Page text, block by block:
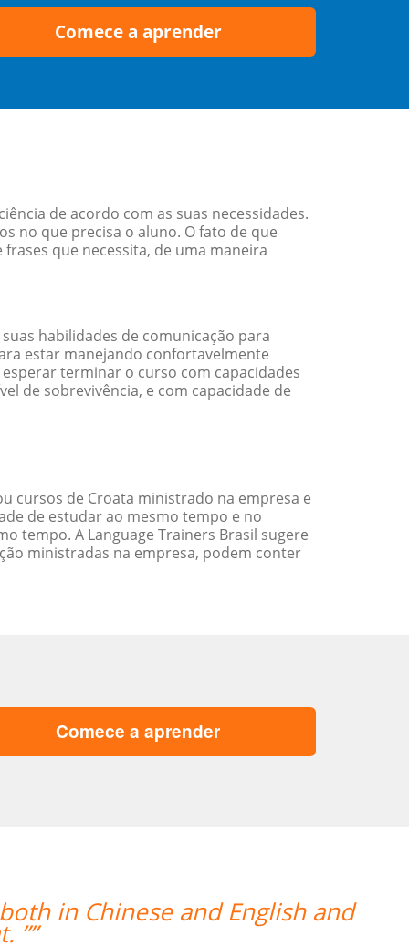
Comece a aprender
de acordo com as suas necessidades.
no que precisa o aluno. O fato de que
que necessita, de uma maneira
habilidades de comunicação para
estar manejando confortavelmente
terminar o curso com capacidades
de sobrevivência, e com capacidade de
cursos de Croata ministrado na empresa e
de estudar ao mesmo tempo e no
tempo. A Language Trainers Brasil sugere
ministradas na empresa, podem conter
Comece a aprender
“”A professora Sandra é ótima e